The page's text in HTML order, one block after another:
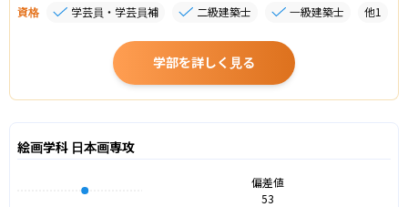
資格 学芸員・学芸員補 二級建築士 一級建築士 他1
学部を詳しく見る
絵画学科 日本画専攻
偏差値
53